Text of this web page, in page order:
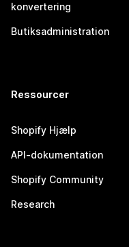
konvertering
Butiksadministration
Ressourcer
Shopify Hjælp
API-dokumentation
Shopify Community
Research